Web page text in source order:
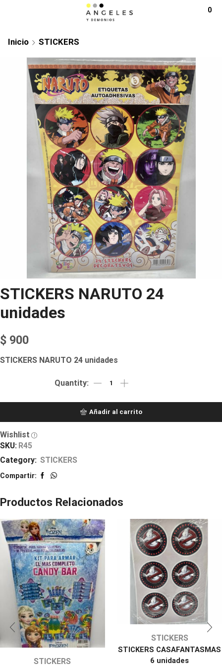
0
Inicio STICKERS
STICKERS NARUTO 24
unidades
$ 900
STICKERS NARUTO 24 unidades
Añadir al carrito
Wishlist
SKU: R45
Category: STICKERS
Compartir:
Productos Relacionados
STICKERS
STICKERS
STICKERS CASAFANTASMAS
6 unidades